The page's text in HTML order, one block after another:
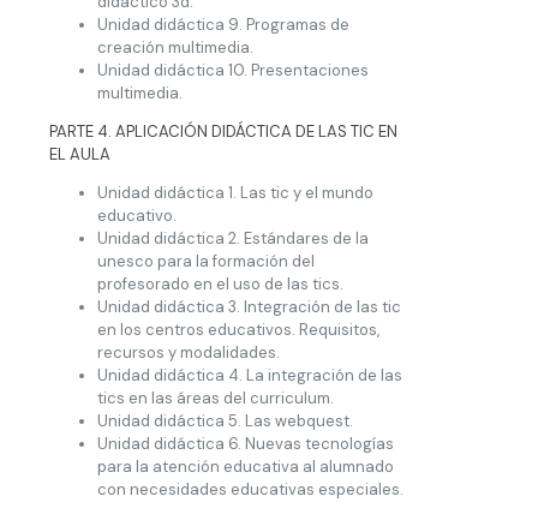
Unidad didáctica 9. Programas de
creación multimedia.
Unidad didáctica 10. Presentaciones
multimedia.
PARTE 4. APLICACIÓN DIDÁCTICA DE LAS TIC EN
EL AULA
Unidad didáctica 1. Las tic y el mundo
educativo.
Unidad didáctica 2. Estándares de la
unesco para la formación del
profesorado en el uso de las tics.
Unidad didáctica 3. Integración de las tic
en los centros educativos. Requisitos,
recursos y modalidades.
Unidad didáctica 4. La integración de las
tics en las áreas del curriculum.
Unidad didáctica 5. Las webquest.
Unidad didáctica 6. Nuevas tecnologías
para la atención educativa al alumnado
con necesidades educativas especiales.